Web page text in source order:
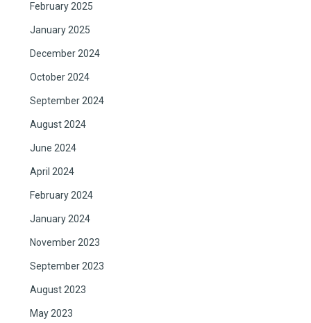
February 2025
January 2025
December 2024
October 2024
September 2024
August 2024
June 2024
April 2024
February 2024
January 2024
November 2023
September 2023
August 2023
May 2023